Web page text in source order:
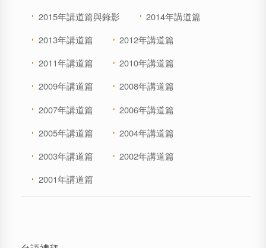
2015年講道篇與錄影
2014年講道篇
2013年講道篇
2012年講道篇
2011年講道篇
2010年講道篇
2009年講道篇
2008年講道篇
2007年講道篇
2006年講道篇
2005年講道篇
2004年講道篇
2003年講道篇
2002年講道篇
2001年講道篇